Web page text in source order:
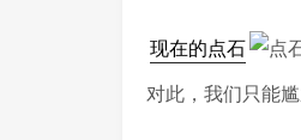
现在的点石
对此，我们只能尴